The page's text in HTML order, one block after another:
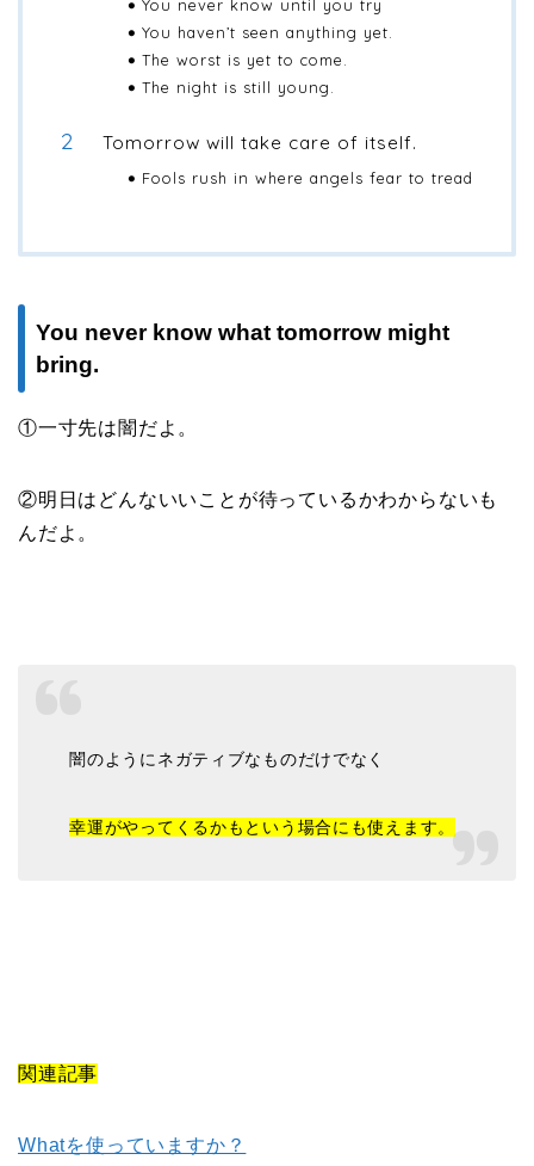
You never know until you try
You haven’t seen anything yet.
The worst is yet to come.
The night is still young.
Tomorrow will take care of itself.
Fools rush in where angels fear to tread
You never know what tomorrow might
bring.
①一寸先は闇だよ。
②明日はどんないいことが待っているかわからないも
んだよ。
闇のようにネガティブなものだけでなく
幸運がやってくるかもという場合にも使えます。
関連記事
Whatを使っていますか？